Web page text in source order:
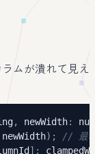
ムが潰れて見え
, newWidth:
newWidth) ;
// 最
] :